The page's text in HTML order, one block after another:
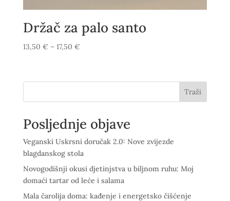
Držač za palo santo
13,50 € – 17,50 €Raspon
13,50 €
Traži
Posljednje objave
Veganski Uskrsni doručak 2.0: Nove zvijezde
blagdanskog stola
Novogodišnji okusi djetinjstva u biljnom ruhu: Moj
domaći tartar od leće i salama
Mala čarolija doma: kađenje i energetsko čišćenje